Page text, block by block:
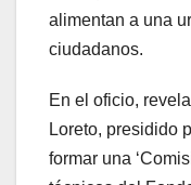
alimentan a una
ciudadanos.
En el oficio,
Loreto, presidido
formar una